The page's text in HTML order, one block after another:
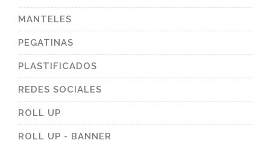
MANTELES
PEGATINAS
PLASTIFICADOS
REDES SOCIALES
ROLL UP
ROLL UP - BANNER